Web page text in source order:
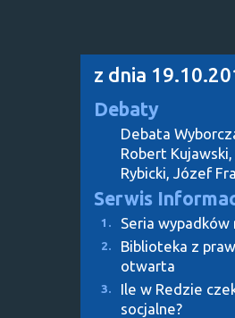
z dnia
Debaty
Debata
Robert
Rybicki, Józef
Serwis
1. Seria
2.
Biblioteka z
otwarta
3.
Ile w Redzie
socjalne?